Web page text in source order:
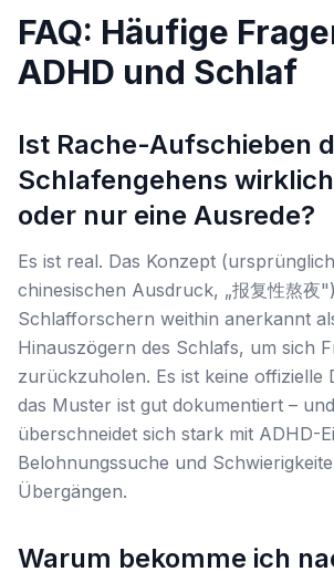
FAQ: Häufige
ADHD und Schlaf
Ist Rache-Aufschieben
Schlafengehens
oder nur eine Ausrede?
Es ist real. Das Konzept
chinesischen Ausdruck, „报复性熬夜
Schlafforschern weithin anerkannt
Hinauszögern des Schlafs, um sich
zurückzuholen. Es ist keine offizielle
das Muster ist gut dokumentiert –
überschneidet sich stark mit ADHD-
Belohnungssuche und
Übergängen.
Warum bekomme ich